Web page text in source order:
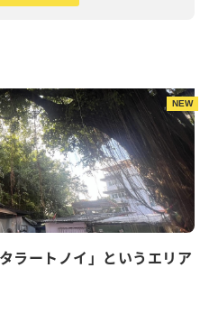
NEW
ラートノイ」というエリア